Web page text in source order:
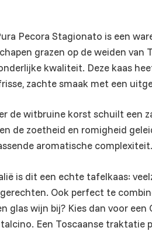
Pecora Stagionato is een
grazen op de weiden van
kwaliteit. Deze kaas
zachte smaak met een
de witbruine korst schuilt een
de zoetheid en romigheid
aromatische complexiteit.
is dit een echte tafelkaas:
Ook perfect te
glas wijn bij? Kies dan voor
Een Toscaanse traktatie